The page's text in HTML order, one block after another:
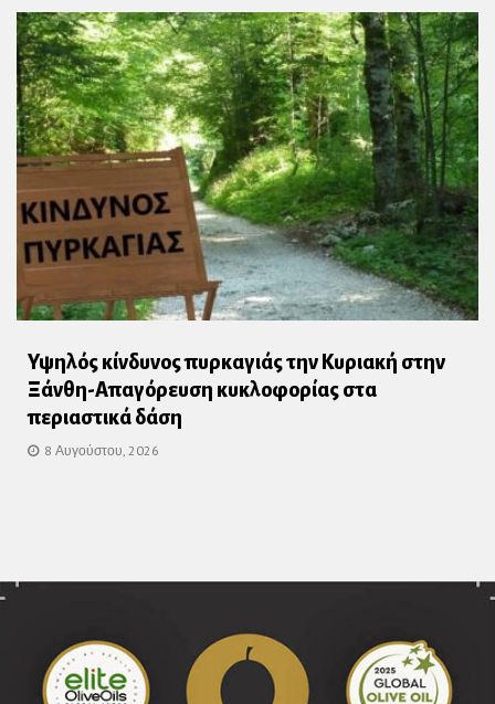
Υψηλός κίνδυνος πυρκαγιάς την Κυριακή στην
Ξάνθη-Απαγόρευση κυκλοφορίας στα
περιαστικά δάση
8 Αυγούστου, 2026